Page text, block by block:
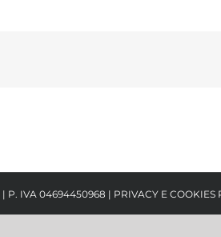
| P. IVA 04694450968 | PRIVACY E COOKIES